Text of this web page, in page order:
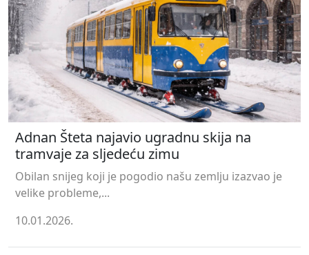
Adnan Šteta najavio ugradnu skija na
tramvaje za sljedeću zimu
Obilan snijeg koji je pogodio našu zemlju izazvao je
velike probleme,...
10.01.2026.